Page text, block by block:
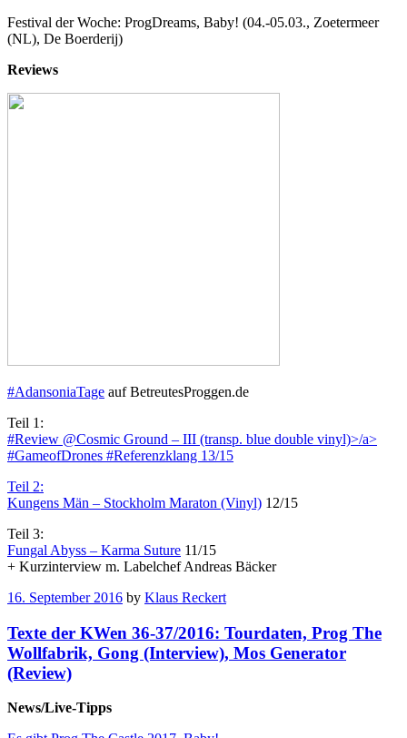
Festival der Woche: ProgDreams, Baby! (04.-05.03., Zoetermeer
(NL), De Boerderij)
Reviews
#AdansoniaTage auf BetreutesProggen.de
Teil 1:
#Review @Cosmic Ground – III (transp. blue double vinyl)>/a>
#GameofDrones #Referenzklang 13/15
Teil 2:
Kungens Män – Stockholm Maraton (Vinyl) 12/15
Teil 3:
Fungal Abyss – Karma Suture 11/15
+ Kurzinterview m. Labelchef Andreas Bäcker
16. September 2016 by Klaus Reckert
Texte der KWen 36-37/2016: Tourdaten, Prog The
Wollfabrik, Gong (Interview), Mos Generator
(Review)
News/Live-Tipps